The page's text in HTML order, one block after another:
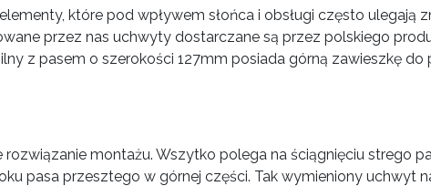
które pod wpływem słońca i obsługi często ulegają
przez nas uchwyty dostarczane są przez polskiego
z pasem o szerokości 127mm posiada górną zawieszkę
montażu. Wszytko polega na ściągnięciu strego
pasa przesztego w górnej części. Tak wymieniony uchwyt